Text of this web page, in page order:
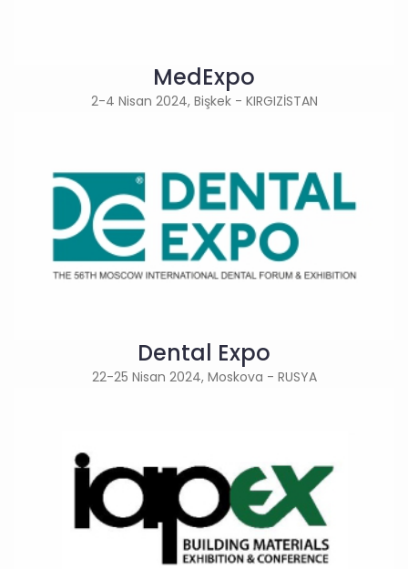
MedExpo
2-4 Nisan 2024, Bişkek - KIRGIZİSTAN
Dental Expo
22-25 Nisan 2024, Moskova - RUSYA